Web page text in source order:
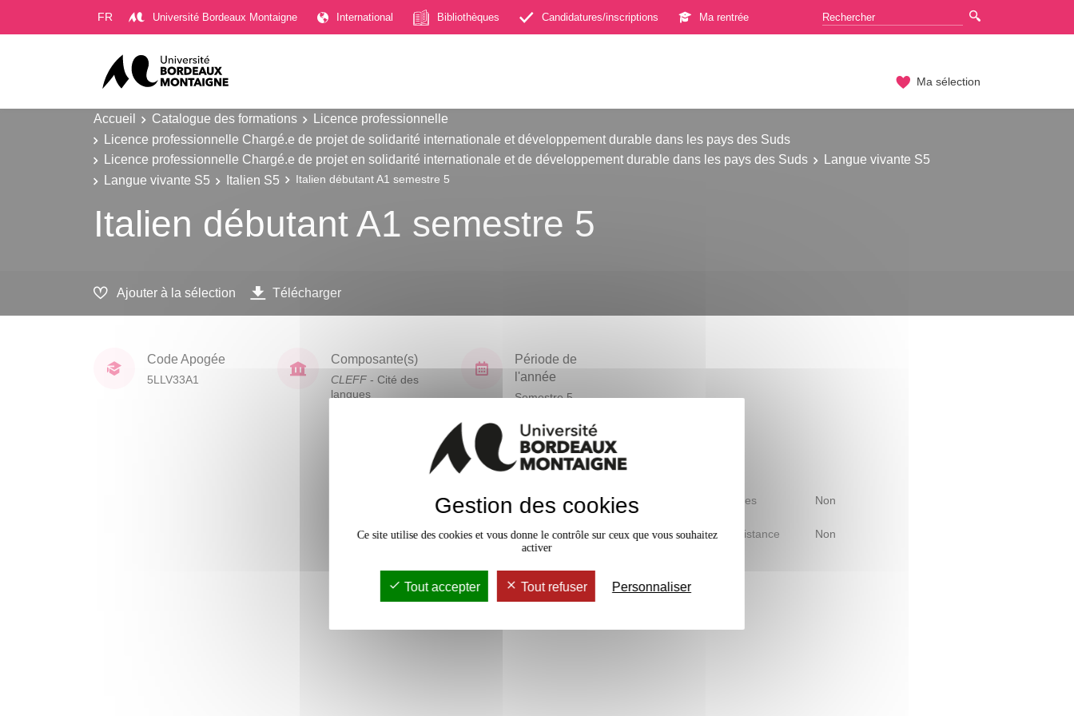
FR Université Bordeaux Montaigne International Bibliothèques Candidatures/inscriptions Ma rentrée
Ma sélection
Accueil Catalogue des formations
Licence professionnelle
Licence professionnelle Chargé.e de projet de solidarité internationale et développement durable dans les pays des Suds
Licence professionnelle Chargé.e de projet en solidarité internationale et de développement durable dans les pays des Suds
Langue vivante S5
Langue vivante S5
Italien S5 Italien débutant A1 semestre 5
Italien débutant A1 semestre 5
Ajouter à la sélection Télécharger
Code Apogée
5LLV33A1
Composante(s)
CLEFF - Cité des
langues
Période de
l'année
Semestre 5
Mobilité d'études Non
Accessible à distance Non
Gestion des cookies
Ce site utilise des cookies et vous donne le contrôle sur ceux que vous souhaitez
activer
Tout accepter Tout refuser Personnaliser